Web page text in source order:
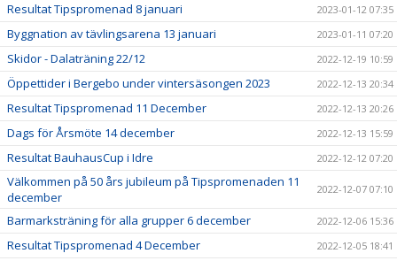
Resultat Tipspromenad 8 januari 2023-01-12 07:35
Byggnation av tävlingsarena 13 januari 2023-01-11 07:20
Skidor - Dalaträning 22/12 2022-12-19 10:59
Öppettider i Bergebo under vintersäsongen 2023 2022-12-13 20:34
Resultat Tipspromenad 11 December 2022-12-13 20:26
Dags för Årsmöte 14 december 2022-12-13 15:59
Resultat BauhausCup i Idre 2022-12-12 07:20
Välkommen på 50 års jubileum på Tipspromenaden 11
december
2022-12-07 07:10
Barmarksträning för alla grupper 6 december 2022-12-06 15:36
Resultat Tipspromenad 4 December 2022-12-05 18:41